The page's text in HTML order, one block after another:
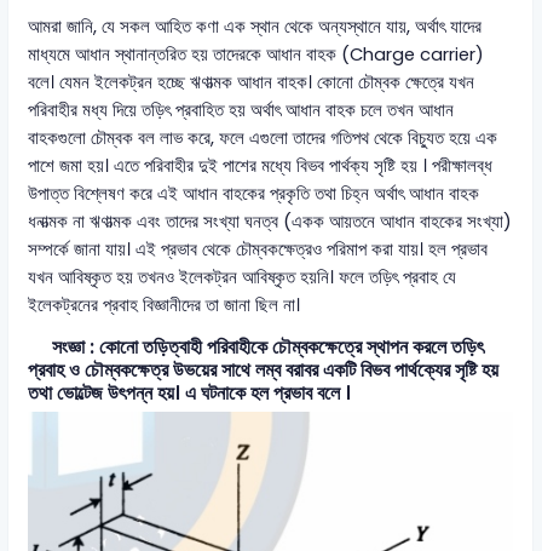
আমরা জানি, যে সকল আহিত কণা এক স্থান থেকে অন্যস্থানে যায়, অর্থাৎ যাদের
মাধ্যমে আধান স্থানান্তরিত হয় তাদেরকে আধান বাহক (Charge carrier)
বলে। যেমন ইলেকট্রন হচ্ছে ঋণাত্মক আধান বাহক। কোনো চৌম্বক ক্ষেত্রে যখন
পরিবাহীর মধ্য দিয়ে তড়িৎ প্রবাহিত হয় অর্থাৎ আধান বাহক চলে তখন আধান
বাহকগুলো চৌম্বক বল লাভ করে, ফলে এগুলো তাদের গতিপথ থেকে বিচ্যুত হয়ে এক
পাশে জমা হয়। এতে পরিবাহীর দুই পাশের মধ্যে বিভব পার্থক্য সৃষ্টি হয় । পরীক্ষালব্ধ
উপাত্ত বিশ্লেষণ করে এই আধান বাহকের প্রকৃতি তথা চিহ্ন অর্থাৎ আধান বাহক
ধনাত্মক না ঋণাত্মক এবং তাদের সংখ্যা ঘনত্ব (একক আয়তনে আধান বাহকের সংখ্যা)
সম্পর্কে জানা যায়। এই প্রভাব থেকে চৌম্বকক্ষেত্রও পরিমাপ করা যায়। হল প্রভাব
যখন আবিষ্কৃত হয় তখনও ইলেকট্রন আবিষ্কৃত হয়নি। ফলে তড়িৎ প্রবাহ যে
ইলেকট্রনের প্রবাহ বিজ্ঞানীদের তা জানা ছিল না।
সংজ্ঞা : কোনো তড়িত্বাহী পরিবাহীকে চৌম্বকক্ষেত্রে স্থাপন করলে তড়িৎ
প্রবাহ ও চৌম্বকক্ষেত্র উভয়ের সাথে লম্ব বরাবর একটি বিভব পার্থক্যের সৃষ্টি হয়
তথা ভোল্টেজ উৎপন্ন হয়। এ ঘটনাকে হল প্রভাব বলে ।